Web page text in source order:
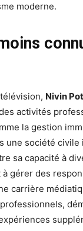
moderne.
Nivin
activités
la gestion
une société
sa capacité à
gérer des
carrière